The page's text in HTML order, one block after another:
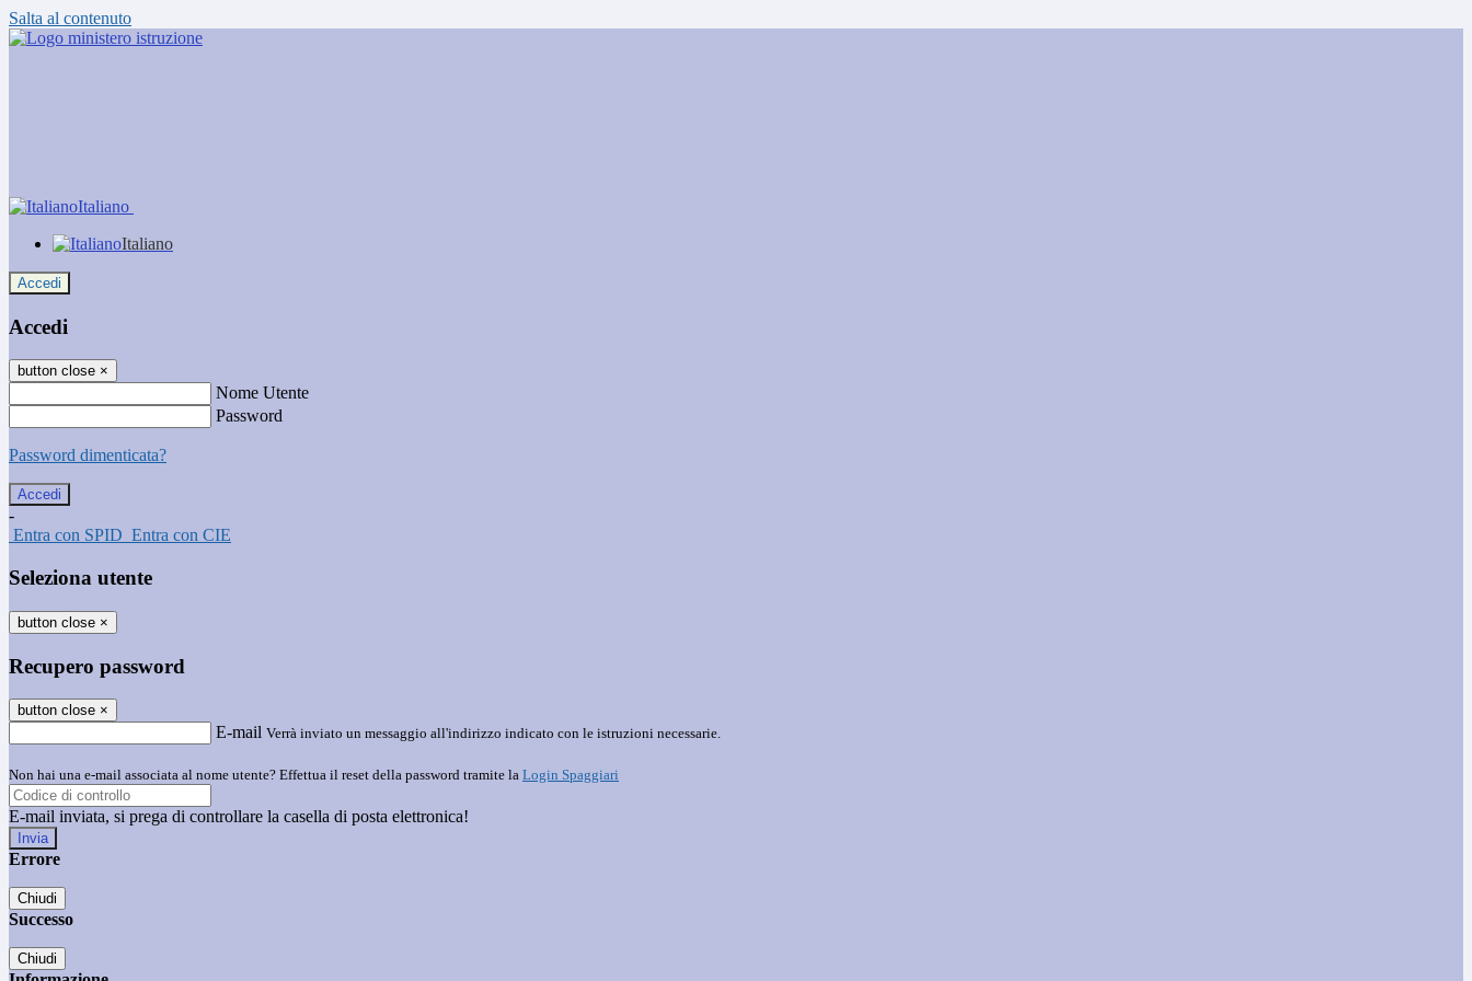
Salta al contenuto
Italiano
Italiano
Accedi
Accedi
button close ×
Nome Utente
Password
Password dimenticata?
-
Entra con SPID Entra con CIE
Seleziona utente
button close ×
Recupero password
button close ×
E-mail Verrà inviato un messaggio all'indirizzo indicato con le istruzioni necessarie.
Non hai una e-mail associata al nome utente? Effettua il reset della password tramite la Login Spaggiari
E-mail inviata, si prega di controllare la casella di posta elettronica!
Errore
Chiudi
Successo
Chiudi